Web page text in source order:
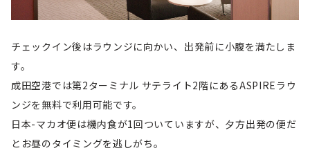
チェックイン後はラウンジに向かい、出発前に小腹を満たしま
す。
成田空港では第2ターミナル サテライト2階にあるASPIREラウ
ンジを無料で利用可能です。
日本-マカオ便は機内食が1回ついていますが、夕方出発の便だ
とお昼のタイミングを逃しがち。